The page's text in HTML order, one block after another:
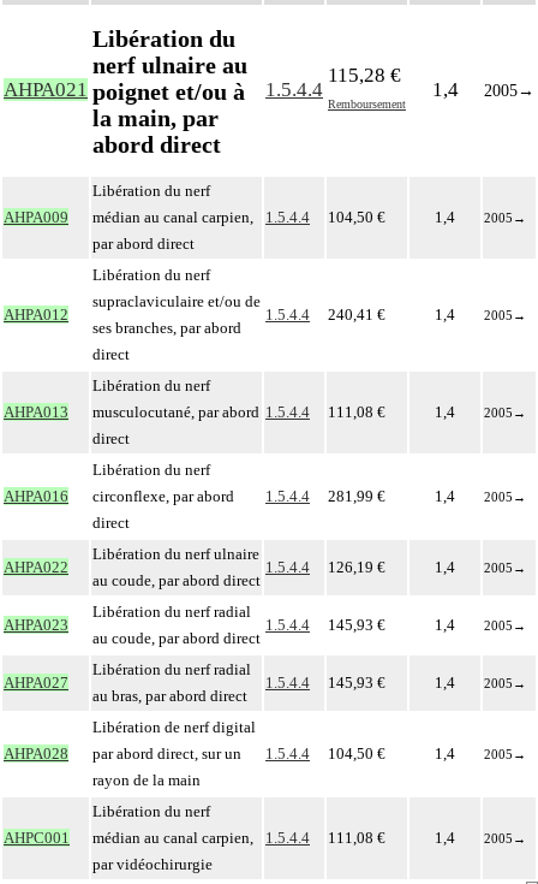
AHPA021
Libération du
nerf ulnaire au
poignet et/ou à
la main, par
abord direct
1.5.4.4
115,28 €
Remboursement
1,4 2005→
AHPA009
Libération du nerf
médian au canal carpien,
par abord direct
1.5.4.4 104,50 € 1,4 2005 →
AHPA012
Libération du nerf
supraclaviculaire et/ou de
ses branches, par abord
direct
1.5.4.4 240,41 € 1,4 2005 →
AHPA013
Libération du nerf
musculocutané, par abord
direct
1.5.4.4 111,08 € 1,4 2005 →
AHPA016
Libération du nerf
circonflexe, par abord
direct
1.5.4.4 281,99 € 1,4 2005 →
AHPA022
Libération du nerf ulnaire
au coude, par abord direct
1.5.4.4 126,19 € 1,4 2005 →
AHPA023
Libération du nerf radial
au coude, par abord direct
1.5.4.4 145,93 € 1,4 2005 →
AHPA027
Libération du nerf radial
au bras, par abord direct
1.5.4.4 145,93 € 1,4 2005 →
AHPA028
Libération de nerf digital
par abord direct, sur un
rayon de la main
1.5.4.4 104,50 € 1,4 2005 →
AHPC001
Libération du nerf
médian au canal carpien,
par vidéochirurgie
1.5.4.4 111,08 € 1,4 2005 →